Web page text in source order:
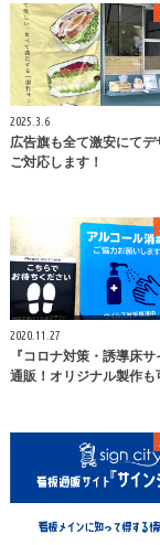
2025.3.6
広告旗も全て激安にてデ
ご対応します！
2020.11.27
『コロナ対策・誘導床
通販！オリジナル製作も